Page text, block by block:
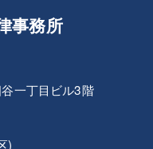
事務所
一丁目ビル3階
)